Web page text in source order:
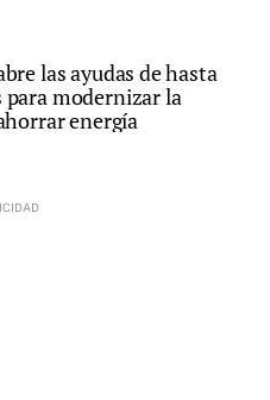
las ayudas de hasta
para modernizar la
energía